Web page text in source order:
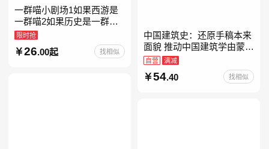
一群喵小剧场1如果西游是
一群喵2如果历史是一群喵
全套16晚清残晖篇全集全套
16册华夏长卷互动札记西游
喵桌游肥志历史喵系列
限时抢
26.00起 找相似
中国建筑史：还原手稿本来
面貌 推动中国建筑学由蒙昧
进入现代学科的奠基之作
自营 满减
54.40 找相似